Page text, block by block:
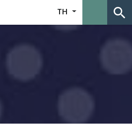
TH search